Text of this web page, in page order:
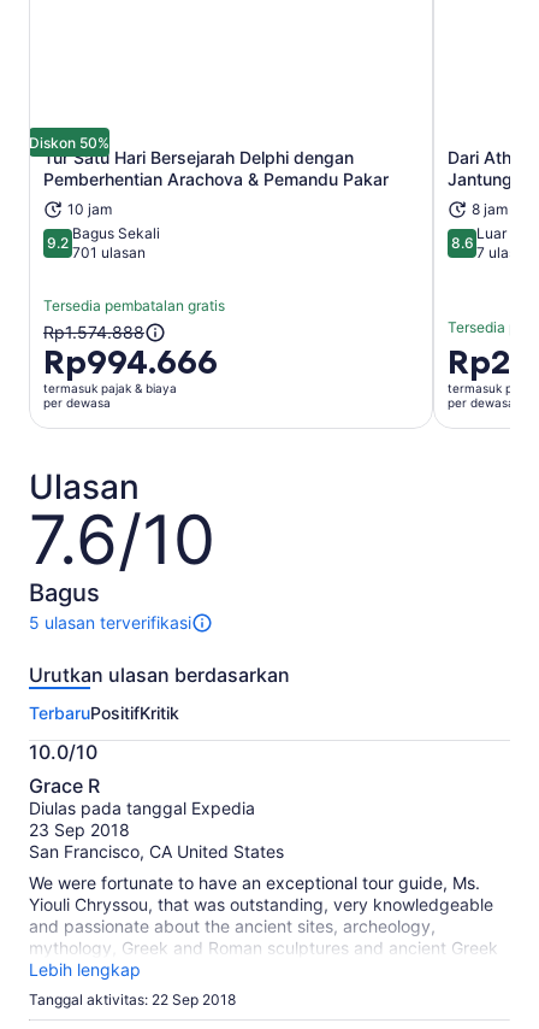
Diskon 50%
Tur Satu Hari Bersejarah Delphi dengan
Pemberhentian Arachova & Pemandu Pakar
10 jam
9.29.2 dari 10
Bagus Sekali
701 ulasan
Tersedia pembatalan gratis
Harga
sebelumnya
adalah
Rp1.574.888
dan
saat
ini
adalah
Rp994.666
per
dewasa
Rp1.574.888
Rp994.666
termasuk pajak & biaya
per dewasa
Buka di tab baru
Dari
Jantung
8 jam
8.68.6 dari 10
Luar
7 ulasan
Tersedia
Harga
per
dewasa
termasuk pajak
per dewasa
Ulasan
7.6/10
7.6
dari
10
Bagus
5 ulasan terverifikasi
5
untuk
ini.
Informasi
lebih
lanjut
tentang
ulasan
terverifikasi
Urutkan ulasan berdasarkan
TerbaruPositifKritik
10.0/10
10.0
dari
10
Grace R
Diulas pada tanggal Expedia
23 Sep 2018
San Francisco, CA United States
We were fortunate to have an exceptional tour guide, Ms.
Yiouli Chryssou, that was outstanding, very knowledgeable
and passionate about the ancient sites, archeology,
mythology, Greek and Roman sculptures and ancient Greek
life. Her passion and enthusiasm made the trip absolutely
memorable!
Lebih lengkap
Tanggal aktivitas: 22 Sep 2018